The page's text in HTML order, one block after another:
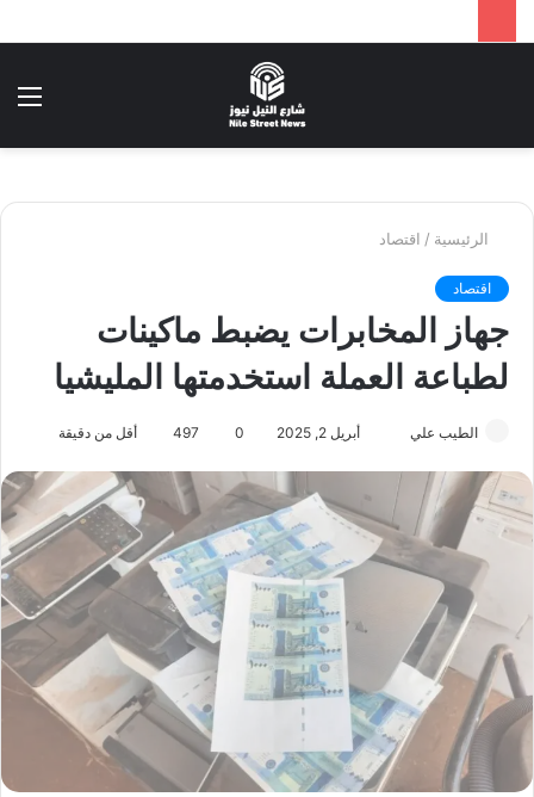
الرئيسية / اقتصاد
اقتصاد
جهاز المخابرات يضبط ماكينات
لطباعة العملة استخدمتها المليشيا
الطيب علي أبريل 2, 2025 0
497 أقل من دقيقة